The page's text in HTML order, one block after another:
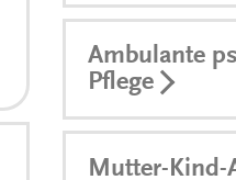
Ambulante
Pflege
Mutter-Kind-